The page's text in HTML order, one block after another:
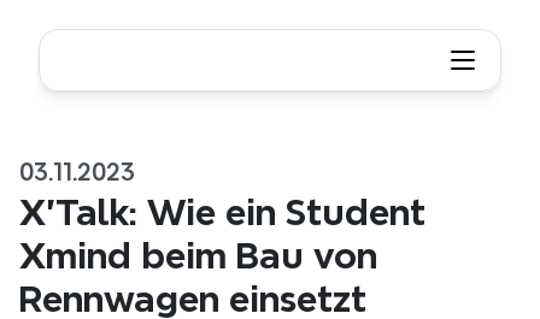
03.11.2023
X'Talk: Wie ein Student
Xmind beim Bau von
Rennwagen einsetzt